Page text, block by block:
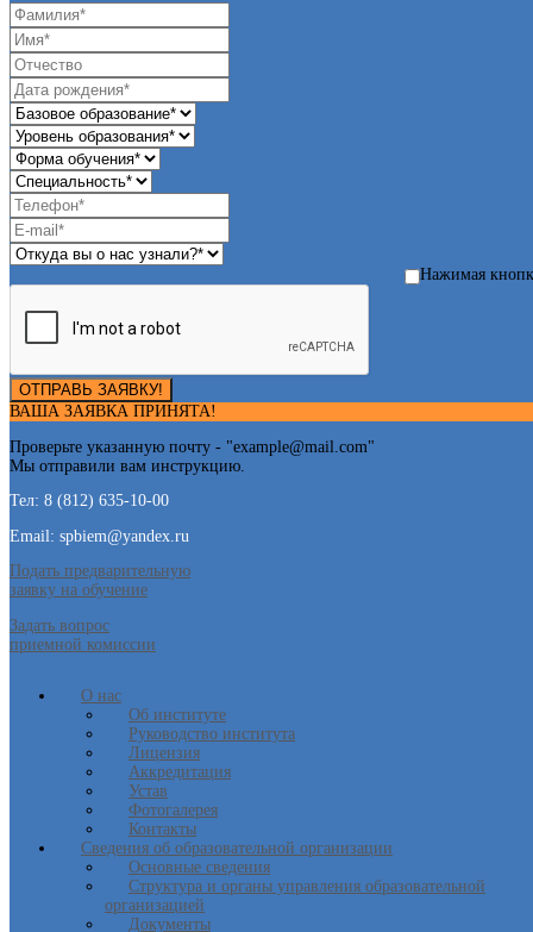
Нажимая
ОТПРАВЬ ЗАЯВКУ!
ВАША ЗАЯВКА ПРИНЯТА!
Проверьте указанную почту - "example@mail.com"
Мы отправили вам инструкцию.
Тел: 8 (812) 635-10-00
Email: spbiem@yandex.ru
Подать предварительную
заявку на обучение
Задать вопрос
приемной комиссии
О нас
Об институте
Руководство института
Лицензия
Аккредитация
Устав
Фотогалерея
Контакты
Сведения об образовательной организации
Основные сведения
Структура и органы управления образовательной
организацией
Документы